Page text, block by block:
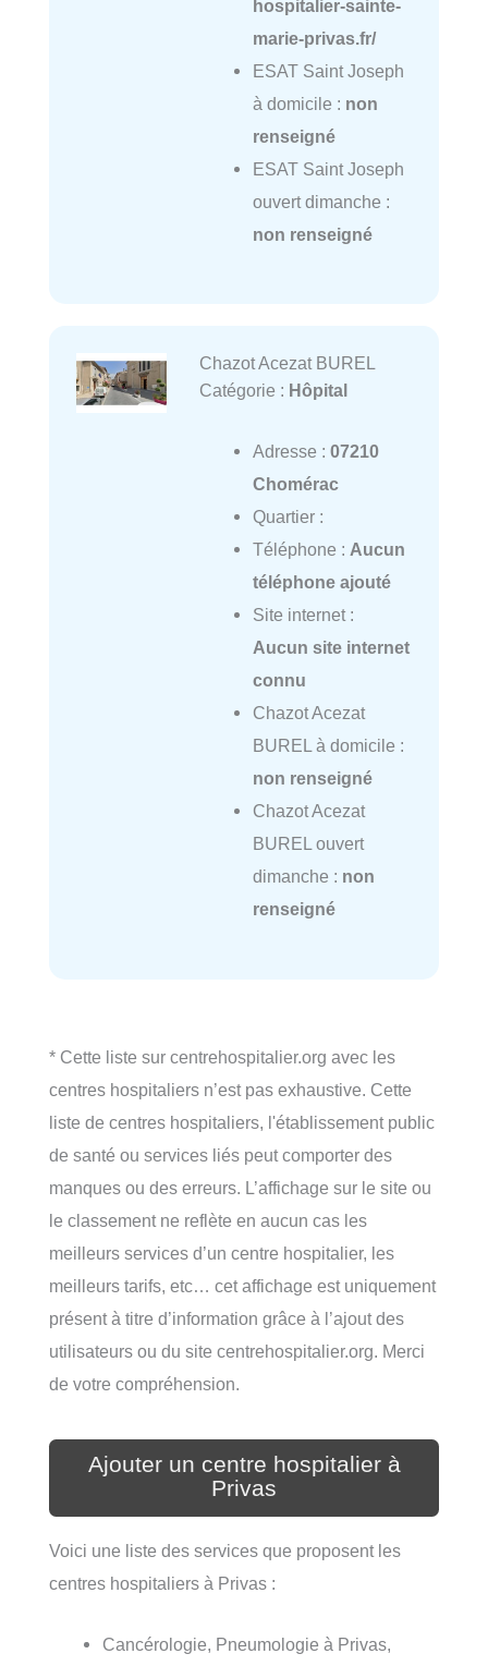
hospitalier-sainte-
marie-privas.fr/
ESAT Saint Joseph
à domicile : non
renseigné
ESAT Saint Joseph
ouvert dimanche :
non renseigné
Chazot Acezat BUREL
Catégorie : Hôpital
Adresse : 07210
Chomérac
Quartier :
Téléphone : Aucun
téléphone ajouté
Site internet :
Aucun site internet
connu
Chazot Acezat
BUREL à domicile :
non renseigné
Chazot Acezat
BUREL ouvert
dimanche : non
renseigné
* Cette liste sur centrehospitalier.org avec les
centres hospitaliers n’est pas exhaustive. Cette
liste de centres hospitaliers, l'établissement public
de santé ou services liés peut comporter des
manques ou des erreurs. L’affichage sur le site ou
le classement ne reflète en aucun cas les
meilleurs services d’un centre hospitalier, les
meilleurs tarifs, etc… cet affichage est uniquement
présent à titre d’information grâce à l’ajout des
utilisateurs ou du site centrehospitalier.org. Merci
de votre compréhension.
Ajouter un centre hospitalier à
Privas
Voici une liste des services que proposent les
centres hospitaliers à Privas :
Cancérologie, Pneumologie à Privas,